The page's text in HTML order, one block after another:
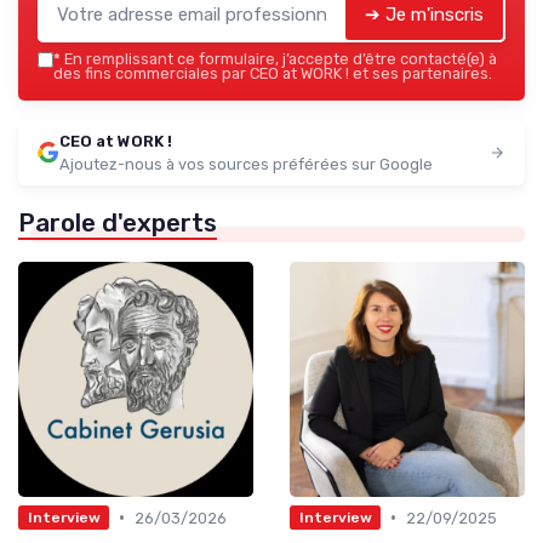
➔ Je m'inscris
* En remplissant ce formulaire, j’accepte d’être contacté(e) à
des fins commerciales par CEO at WORK ! et ses partenaires.
CEO at WORK !
Ajoutez-nous à vos sources préférées sur Google
Parole d'experts
Interview •
26/03/2026
Interview •
22/09/2025